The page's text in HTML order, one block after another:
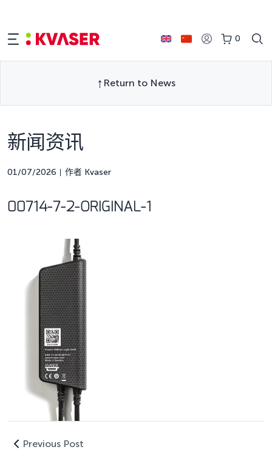
0
Return to News
新闻资讯
01/07/2026 作者 Kvaser
00714-7-2-ORIGINAL-1
Previous Post